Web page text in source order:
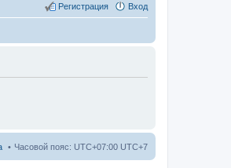
Вход
Регистрация
Часовой пояс: UTC+07:00 UTC+7